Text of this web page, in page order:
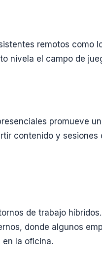
remotos como
nivela el campo de
promueve
contenido y sesiones
de trabajo
donde algunos
la oficina.